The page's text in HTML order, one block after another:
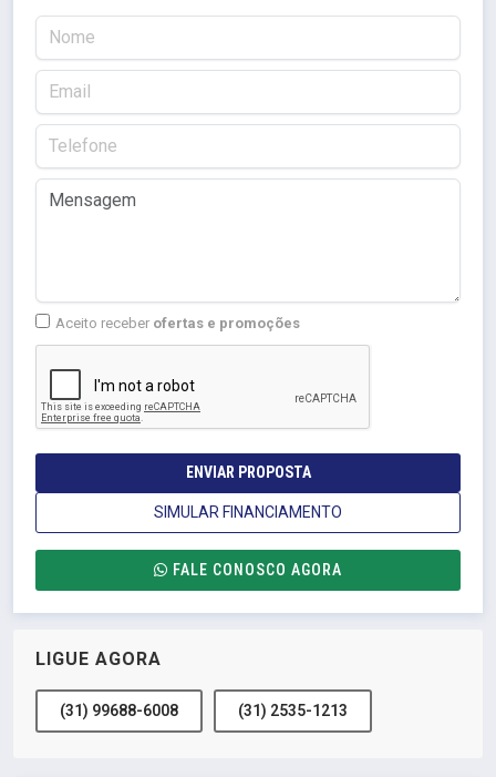
Aceito receber ofertas e promoções
ENVIAR PROPOSTA
SIMULAR FINANCIAMENTO
FALE CONOSCO AGORA
LIGUE AGORA
(31) 99688-6008 (31) 2535-1213